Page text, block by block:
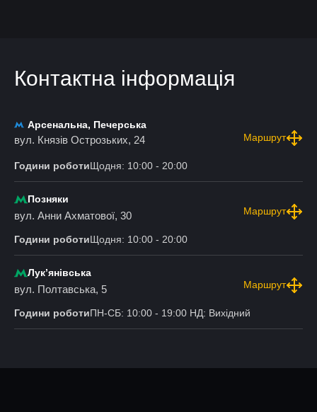
Контактна інформація
Арсенальна, Печерська
вул. Князів Острозьких, 24 Маршрут
Години роботиЩодня: 10:00 - 20:00
Позняки
вул. Анни Ахматової, 30 Маршрут
Години роботиЩодня: 10:00 - 20:00
Лукʼянівська
вул. Полтавська, 5 Маршрут
Години роботиПН-СБ: 10:00 - 19:00 НД: Вихідний